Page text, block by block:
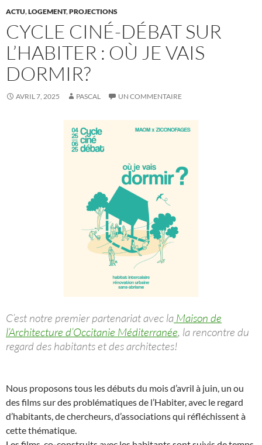
ACTU,LOGEMENT,PROJECTIONS
CYCLE CINÉ-DÉBAT SUR
L’HABITER : OÙ JE VAIS
DORMIR?
AVRIL 7, 2025 PASCAL UN COMMENTAIRE
C’est notre premier partenariat avec la Maison de
l’Architecture d’Occitanie Méditerranée, la rencontre du
regard des habitants et des architectes!
Nous proposons tous les débuts du mois d’avril à juin, un ou
des films sur des problématiques de l’Habiter, avec le regard
d’habitants, de chercheurs, d’associations qui réfléchissent à
cette thématique.